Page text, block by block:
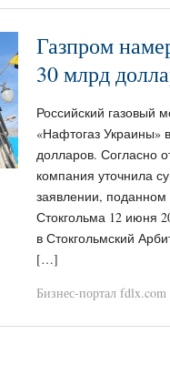
Газпром
30 млрд
Российский газовый
«Нафтогаз Украины»
долларов. Согласно
компания уточнила
заявлении, поданном
Стокгольма 12 июня
в Стокгольмский
[…]
Бизнес-портал fdlx.com